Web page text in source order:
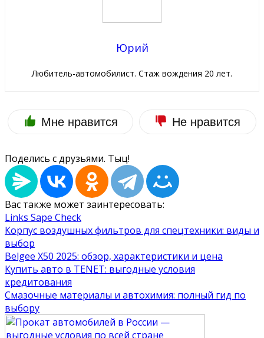
Юрий
Любитель-автомобилист. Стаж вождения 20 лет.
Мне нравится Не нравится
Поделись с друзьями. Тыц!
Вас также может заинтересовать:
Links Sape Check
Корпус воздушных фильтров для спецтехники: виды и
выбор
Belgee X50 2025: обзор, характеристики и цена
Купить авто в TENET: выгодные условия
кредитования
Смазочные материалы и автохимия: полный гид по
выбору